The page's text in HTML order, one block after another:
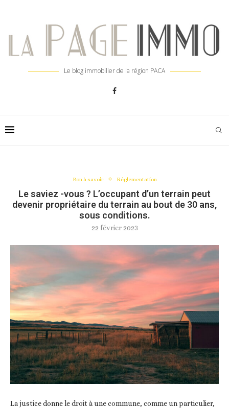
Le blog immobilier de la région PACA
Bon à savoir Réglementation
Le saviez -vous ? L’occupant d’un terrain peut
devenir propriétaire du terrain au bout de 30 ans,
sous conditions.
22 février 2023
La justice donne le droit à une commune, comme un particulier,